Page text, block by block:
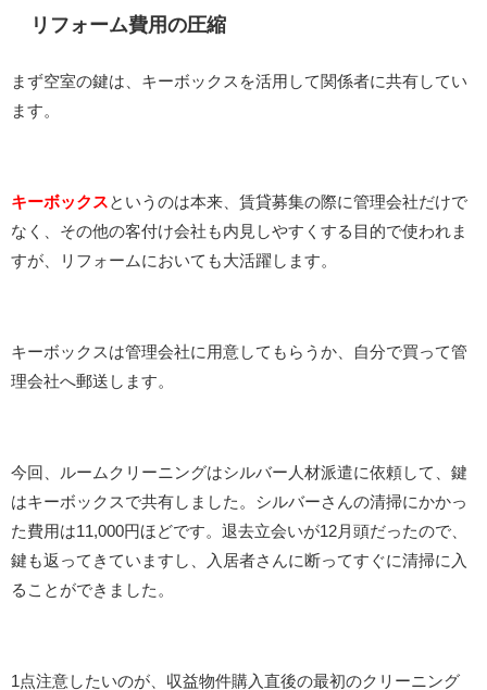
リフォーム費用の圧縮
まず空室の鍵は、キーボックスを活用して関係者に共有してい
ます。
キーボックス というのは本来、賃貸募集の際に管理会社だけで
なく、その他の客付け会社も内見しやすくする目的で使われま
すが、リフォームにおいても大活躍します。
キーボックスは管理会社に用意してもらうか、自分で買って管
理会社へ郵送します。
今回、ルームクリーニングはシルバー人材派遣に依頼して、鍵
はキーボックスで共有しました。シルバーさんの清掃にかかっ
た費用は11,000円ほどです。退去立会いが12月頭だったので、
鍵も返ってきていますし、入居者さんに断ってすぐに清掃に入
ることができました。
1点注意したいのが、収益物件購入直後の最初のクリーニング